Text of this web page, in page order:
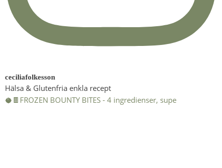
ceciliafolkesson
Hälsa & Glutenfria enkla recept
🥥🍫FROZEN BOUNTY BITES - 4 ingredienser, supe